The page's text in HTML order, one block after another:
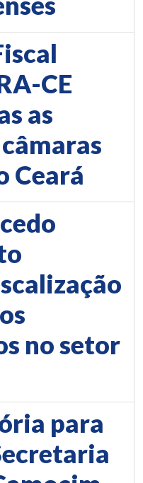
CE
as
Ceará
no setor
para